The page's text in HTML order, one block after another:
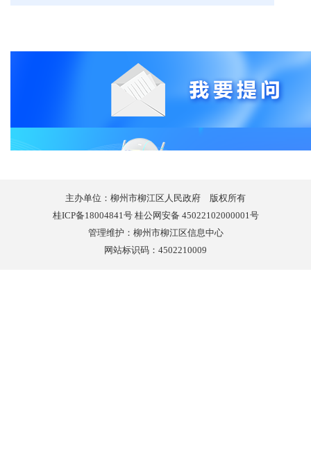
主办单位：柳州市柳江区人民政府 版权所有
桂ICP备18004841号 桂公网安备 45022102000001号
管理维护：柳州市柳江区信息中心
网站标识码：4502210009